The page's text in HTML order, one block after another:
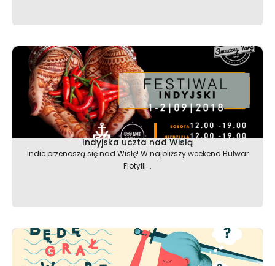
Indyjska uczta nad Wisłą
Indie przenoszą się nad Wisłę! W najbliższy weekend Bulwar
Flotylli...